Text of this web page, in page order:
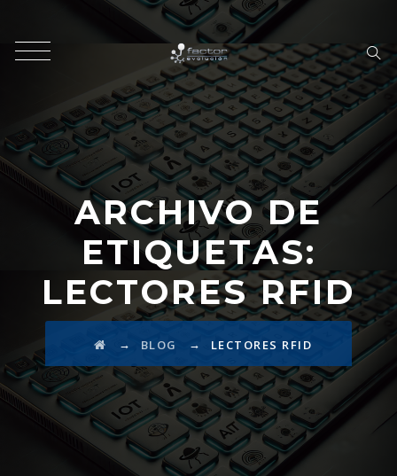
ARCHIVO DE
ETIQUETAS:
LECTORES RFID
→ BLOG → LECTORES RFID